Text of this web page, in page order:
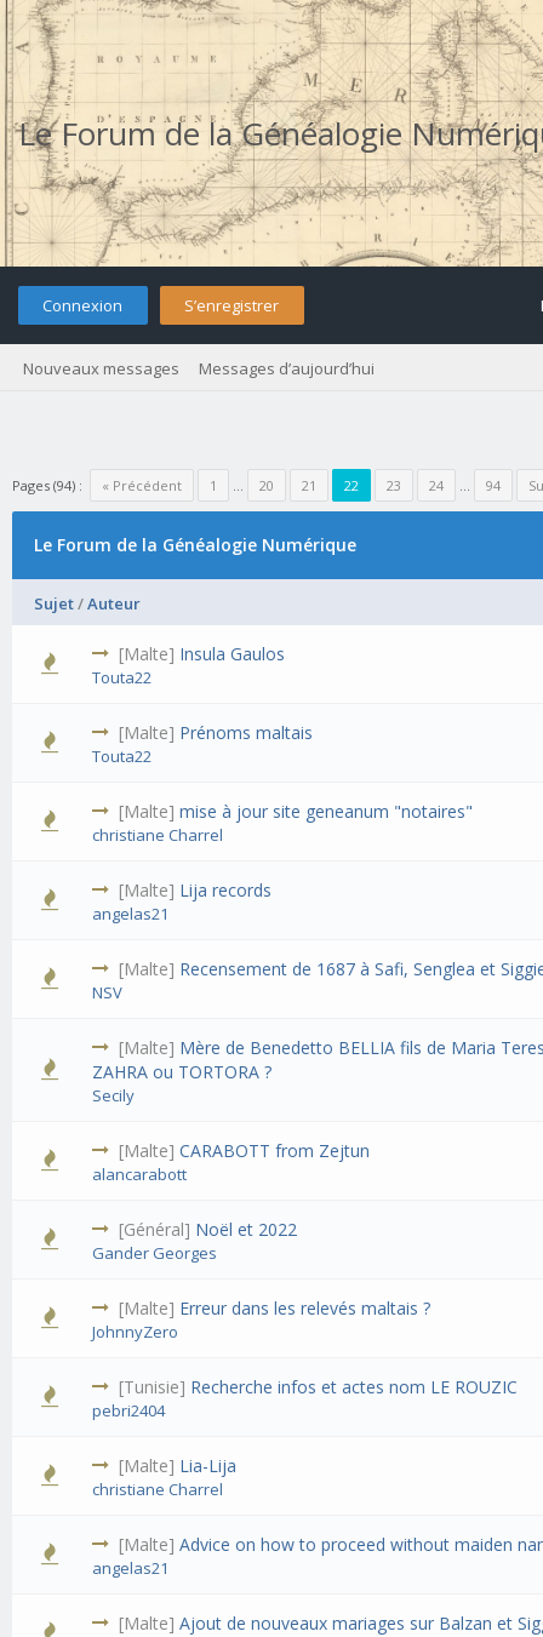
Le Forum de la Généalogie
Connexion S’enregistrer
Nouveaux messages Messages d’aujourd’hui
Pages (94) : « Précédent 1 … 20 21 22 23 24 … 94
Le Forum de la Généalogie Numérique
Sujet/Auteur
[Malte] Insula Gaulos
Touta22
[Malte] Prénoms maltais
Touta22
[Malte]mise à jour site geneanum "notaires"
christiane Charrel
[Malte] Lija records
angelas21
[Malte] Recensement de 1687 à Safi, Senglea et
NSV
[Malte] Mère de Benedetto BELLIA fils de Maria
ZAHRA ou TORTORA ?
Secily
[Malte]CARABOTT from Zejtun
alancarabott
[Général] Noël et 2022
Gander Georges
[Malte] Erreur dans les relevés maltais ?
JohnnyZero
[Tunisie] Recherche infos et actes nom LE ROUZIC
pebri2404
[Malte] Lia-Lija
christiane Charrel
[Malte]Advice on how to proceed without maiden
angelas21
[Malte]Ajout de nouveaux mariages sur Balzan et